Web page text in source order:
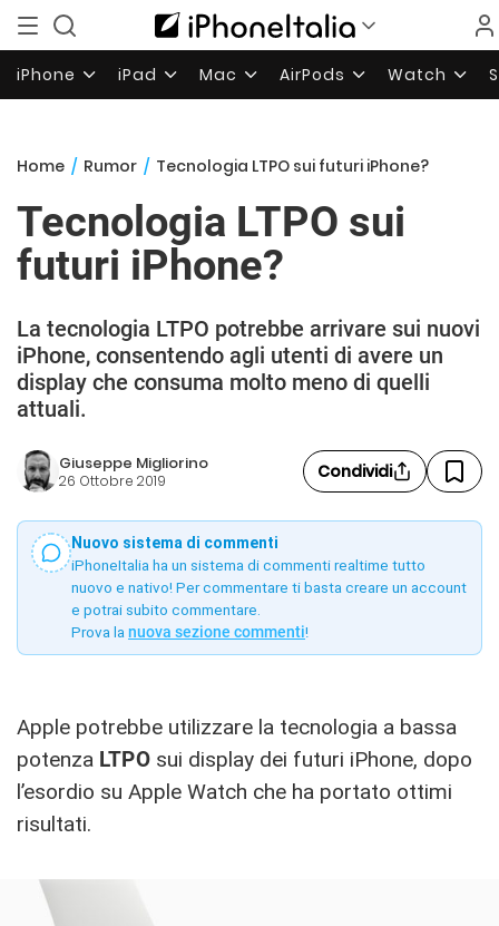
iPhone iPad Mac AirPods Watch
Home / Rumor / Tecnologia LTPO sui futuri iPhone?
Tecnologia LTPO sui
futuri iPhone?
La tecnologia LTPO potrebbe arrivare sui nuovi
iPhone, consentendo agli utenti di avere un
display che consuma molto meno di quelli
attuali.
Giuseppe Migliorino
26 Ottobre 2019 Condividi
Nuovo sistema di commenti
iPhoneItalia ha un sistema di commenti realtime tutto
nuovo e nativo! Per commentare ti basta creare un account
e potrai subito commentare.
Prova la nuova sezione commenti!
Apple potrebbe utilizzare la tecnologia a bassa
potenza LTPOsui display dei futuri iPhone, dopo
l’esordio su Apple Watch che ha portato ottimi
risultati.